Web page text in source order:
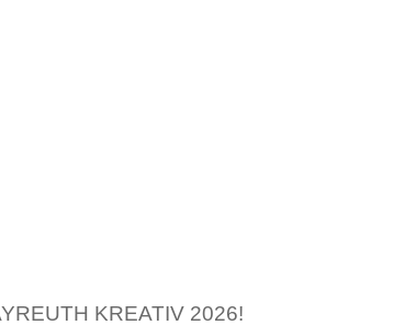
KREATIV 2026!